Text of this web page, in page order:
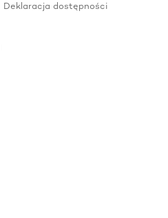
Deklaracja dostępności